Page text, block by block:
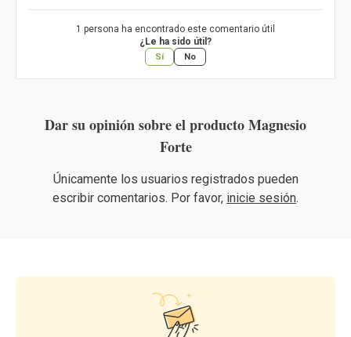
1 persona ha encontrado este comentario útil
¿Le ha sido útil?
Sí No
Dar su opinión sobre el producto Magnesio
Forte
Únicamente los usuarios registrados pueden
escribir comentarios. Por favor, inicie sesión.